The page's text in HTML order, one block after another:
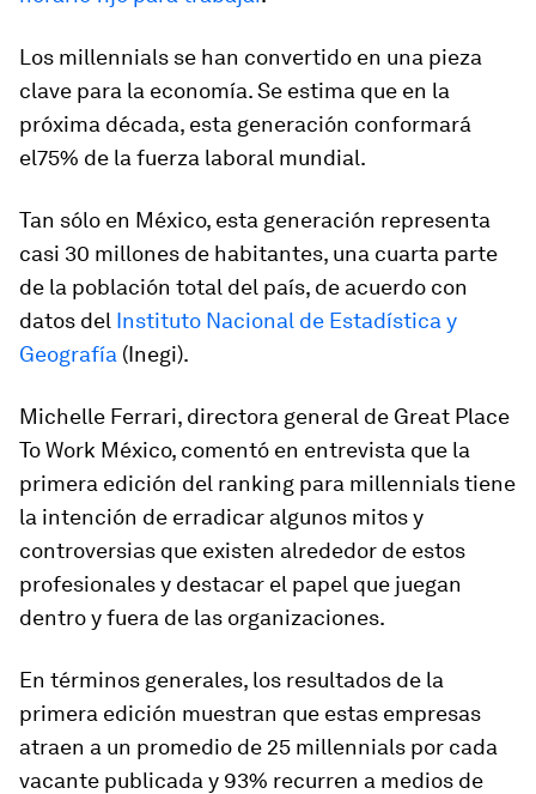
Los millennials se han convertido en una pieza
clave para la economía. Se estima que en la
próxima década, esta generación conformará
el75% de la fuerza laboral mundial.
Tan sólo en México, esta generación representa
casi 30 millones de habitantes, una cuarta parte
de la población total del país, de acuerdo con
datos del Instituto Nacional de Estadística y
Geografía (Inegi).
Michelle Ferrari, directora general de Great Place
To Work México, comentó en entrevista que la
primera edición del ranking para millennials tiene
la intención de erradicar algunos mitos y
controversias que existen alrededor de estos
profesionales y destacar el papel que juegan
dentro y fuera de las organizaciones.
En términos generales, los resultados de la
primera edición muestran que estas empresas
atraen a un promedio de 25 millennials por cada
vacante publicada y 93% recurren a medios de